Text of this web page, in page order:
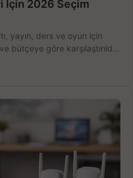
İçin 2026 Seçim
yayın, ders ve oyun için
bütçeye göre karşılaştırıldı.